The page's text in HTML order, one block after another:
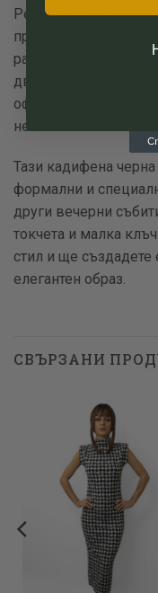
Ресните,
придават на дрехата
разположени по
движение и
оформен силует,
нежност и
Тази кадифена
формални и
други вечерни
токчета и малка
стил и ще
елегантен образ.
СВЪРЗАНИ